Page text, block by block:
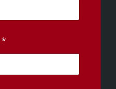
*